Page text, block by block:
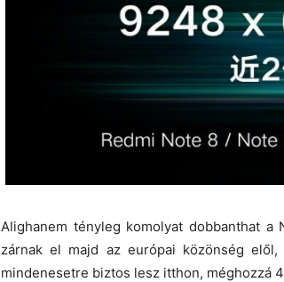
Alighanem tényleg komolyat dobbanthat
zárnak el majd az európai közönség
mindenesetre biztos lesz itthon, méghozzá